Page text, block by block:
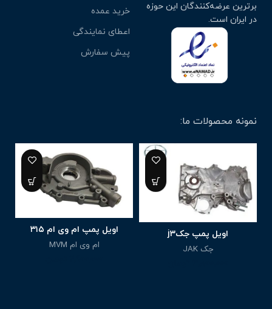
برترین عرضه‌کنندگان این حوزه
در ایران است.
خرید عمده
اعطای نمایندگی
پیش سفارش
نمونه محصولات ما:
اویل پمپ جکj3
جک JAK
اویل پمپ ام وی ام ۳۱۵
ام وی ام MVM